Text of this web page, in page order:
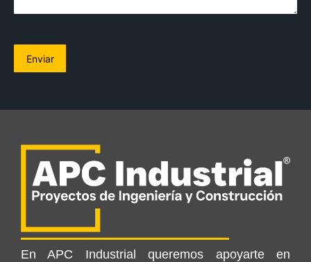
En APC Industrial queremos apoyarte en